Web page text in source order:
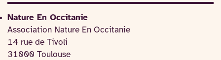
Nature En Occitanie
Association Nature En Occitanie
14 rue de Tivoli
31000 Toulouse